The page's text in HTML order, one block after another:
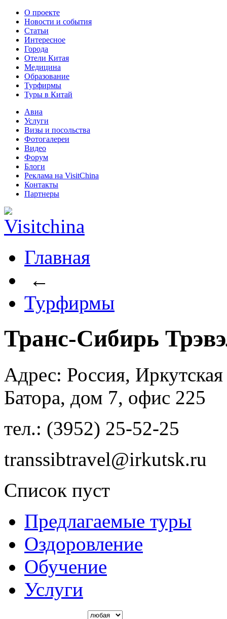
О проекте
Новости и события
Статьи
Интересное
Города
Отели Китая
Медицина
Образование
Турфирмы
Туры в Китай
Авиа
Услуги
Визы и посольства
Фотогалереи
Видео
Форум
Блоги
Реклама на VisitChina
Контакты
Партнеры
Главная
←
Турфирмы
Транс-Сибирь
Адрес: Россия,
Батора, дом 7, офис 225
тел.: (3952) 25-52-25
transsibtravel@irkutsk.ru
Список пуст
Предлагаемые туры
Оздоровление
Обучение
Услуги